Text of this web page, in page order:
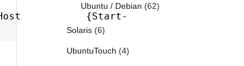
{Start-
Ubuntu / Debian (62)
Solaris(6)
UbuntuTouch (4)